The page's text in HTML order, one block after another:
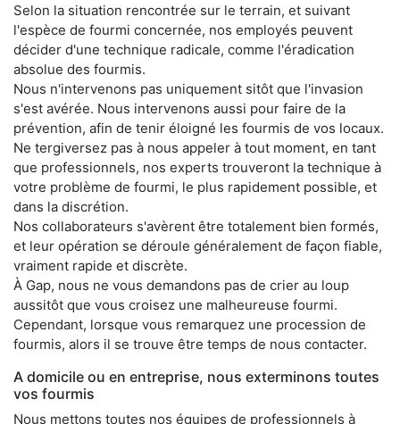
Selon la situation rencontrée sur le terrain, et suivant
l'espèce de fourmi concernée, nos employés peuvent
décider d'une technique radicale, comme l'éradication
absolue des fourmis.
Nous n'intervenons pas uniquement sitôt que l'invasion
s'est avérée. Nous intervenons aussi pour faire de la
prévention, afin de tenir éloigné les fourmis de vos locaux.
Ne tergiversez pas à nous appeler à tout moment, en tant
que professionnels, nos experts trouveront la technique à
votre problème de fourmi, le plus rapidement possible, et
dans la discrétion.
Nos collaborateurs s'avèrent être totalement bien formés,
et leur opération se déroule généralement de façon fiable,
vraiment rapide et discrète.
À Gap, nous ne vous demandons pas de crier au loup
aussitôt que vous croisez une malheureuse fourmi.
Cependant, lorsque vous remarquez une procession de
fourmis, alors il se trouve être temps de nous contacter.
A domicile ou en entreprise, nous exterminons toutes
vos fourmis
Nous mettons toutes nos équipes de professionnels à